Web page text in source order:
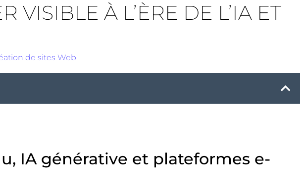
VISIBLE À L’ÈRE DE L’IA ET
de sites Web
IA générative et plateformes e-